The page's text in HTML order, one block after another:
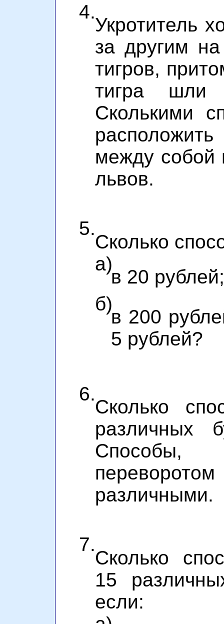
4.
Укротитель
за другим
тигров,
тигра шли
Сколькими
между собой
львов.
5.
Сколько
а)
в 20 рублей;
б)
в 200
5 рублей?
6.
Сколько
различных
Способы,
различными.
7.
Сколько
15
если: